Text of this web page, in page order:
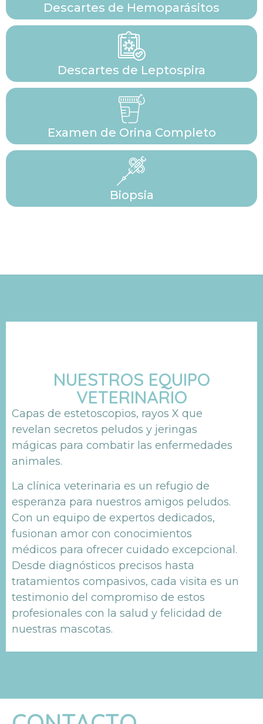
Descartes de Hemoparásitos
Descartes de Leptospira
Examen de Orina Completo
Biopsia
NUESTROS EQUIPO
VETERINARIO
Capas de estetoscopios, rayos X que
revelan secretos peludos y jeringas
mágicas para combatir las enfermedades
animales.
La clínica veterinaria es un refugio de
esperanza para nuestros amigos peludos.
Con un equipo de expertos dedicados,
fusionan amor con conocimientos
médicos para ofrecer cuidado excepcional.
Desde diagnósticos precisos hasta
tratamientos compasivos, cada visita es un
testimonio del compromiso de estos
profesionales con la salud y felicidad de
nuestras mascotas.